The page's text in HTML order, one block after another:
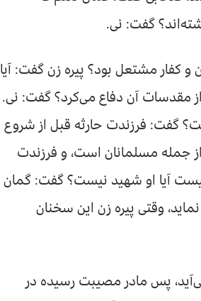
گفت: نی.
كفار مشتعل بود؟ پیره زن گفت: آیا
از مقدسات آن دفاع می‌كرد؟ گفت: نی.
گفت: فرزندت حارثه قبل از شروع
مسلمانان است، و فرزندت
آیا او شهید نیست؟ گفت: گمان
وقتی پیره زن این سخنان
پس مادر مصیبت رسیده در